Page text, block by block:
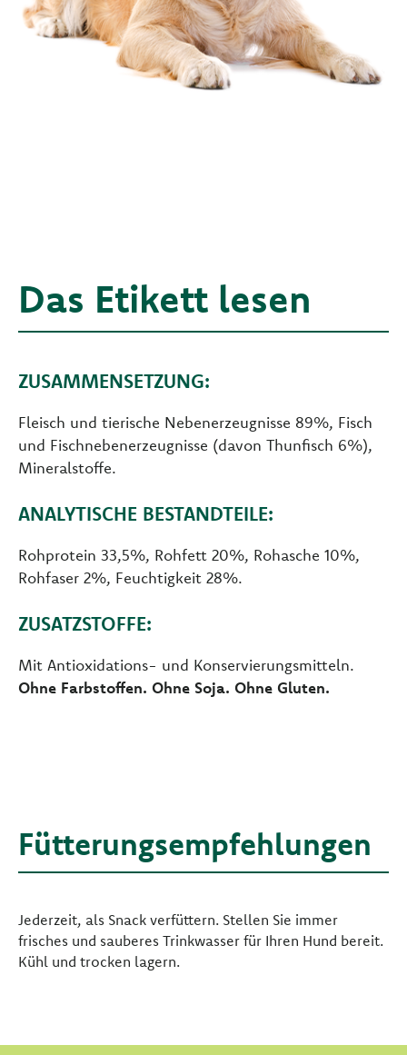
Das Etikett lesen
ZUSAMMENSETZUNG:
Fleisch und tierische Nebenerzeugnisse 89%, Fisch
und Fischnebenerzeugnisse (davon Thunfisch 6%),
Mineralstoffe.
ANALYTISCHE BESTANDTEILE:
Rohprotein 33,5%, Rohfett 20%, Rohasche 10%,
Rohfaser 2%, Feuchtigkeit 28%.
ZUSATZSTOFFE:
Mit Antioxidations- und Konservierungsmitteln.
Ohne Farbstoffen. Ohne Soja. Ohne Gluten.
Fütterungsempfehlungen
Jederzeit, als Snack verfüttern. Stellen Sie immer
frisches und sauberes Trinkwasser für Ihren Hund bereit.
Kühl und trocken lagern.